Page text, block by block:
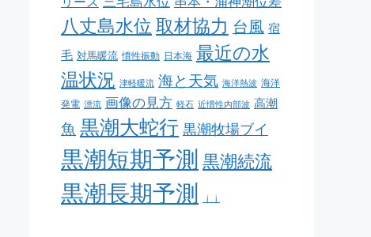
八丈島水位 取材協力 台風 宿
毛 対馬暖流 慣性振動 日本海 最近の水
温状況 津軽暖流 海と天気 海洋熱波 海洋
発電 漂流 画像の見方 軽石 近慣性内部波 高潮
魚 黒潮大蛇行 黒潮牧場ブイ
黒潮短期予測 黒潮続流
黒潮長期予測 ｊｊ